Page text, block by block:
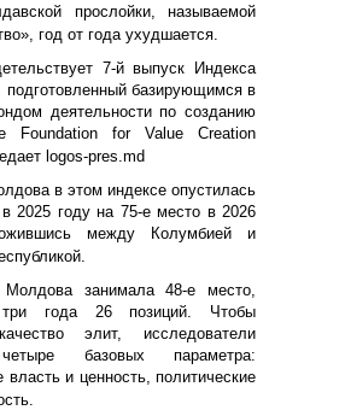
прослойки, называемой
год от года ухудшается.
7-й выпуск Индекса
подготовленный базирующимся в
деятельности по созданию
Foundation for Value Creation
logos-pres.md
в этом индексе опустилась
2025 году на 75-е место в 2026
между Колумбией и
занимала 48-е место,
года 26 позиций. Чтобы
элит, исследователи
базовых параметра:
власть и ценность, политические